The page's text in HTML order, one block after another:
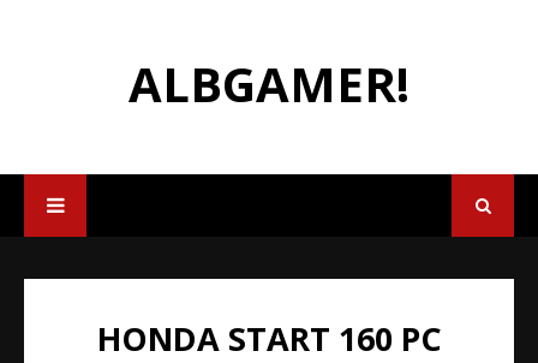
ALBGAMER!
HONDA START 160 PC